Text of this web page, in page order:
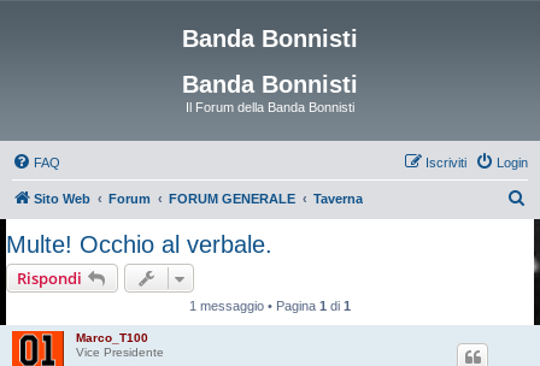
Banda Bonnisti
Banda Bonnisti
Il Forum della Banda Bonnisti
FAQ Login
Iscriviti
Sito Web Forum FORUM GENERALE Taverna
Multe! Occhio al verbale.
Rispondi
1 messaggio • Pagina 1 di 1
Marco_T100
Vice Presidente